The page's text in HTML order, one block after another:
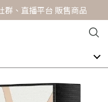
、直播平台 販售商品